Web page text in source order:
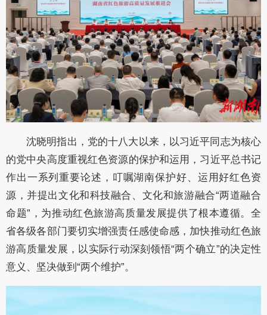
沈晓明指出，党的十八大以来，以习近平同志为核心
的党中央高度重视红色资源的保护和运用，习近平总书记
作出一系列重要论述，叮嘱湖南保护好、运用好红色资
源 ，并提出文化和科技融合、文化和旅游融合“两道融合
命题”，为推动红色旅游高质量发展提供了根本遵循。全
省各级各部门要切实增强责任感使命感， 加快推动红色旅
游高质量发展 ，以实际行动深刻领悟“两个确立”的决定性
意义、坚决做到“两个维护”。